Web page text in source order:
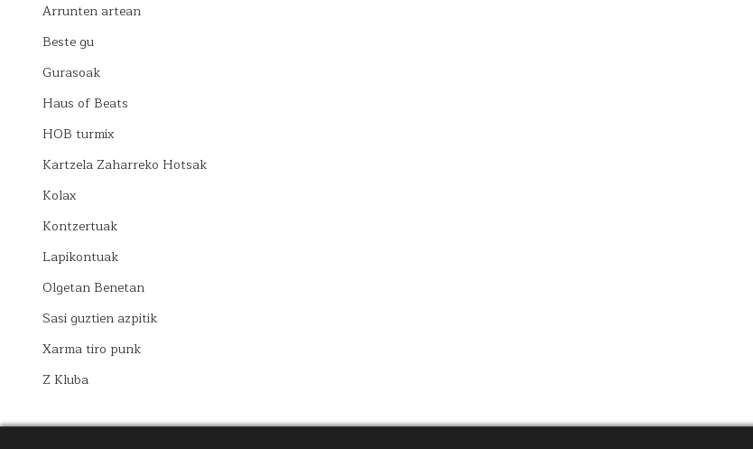
Arrunten artean
Beste gu
Gurasoak
Haus of Beats
HOB turmix
Kartzela Zaharreko Hotsak
Kolax
Kontzertuak
Lapikontuak
Olgetan Benetan
Sasi guztien azpitik
Xarma tiro punk
Z Kluba